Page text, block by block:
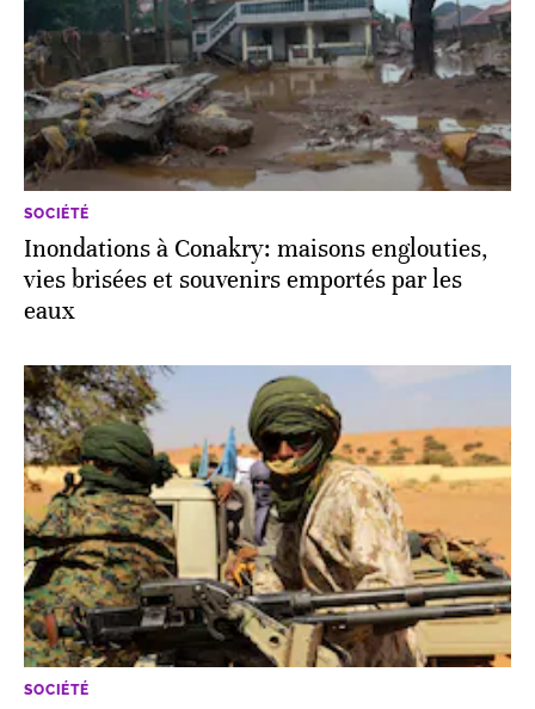
SOCIÉTÉ
Inondations à Conakry: maisons englouties,
vies brisées et souvenirs emportés par les
eaux
SOCIÉTÉ